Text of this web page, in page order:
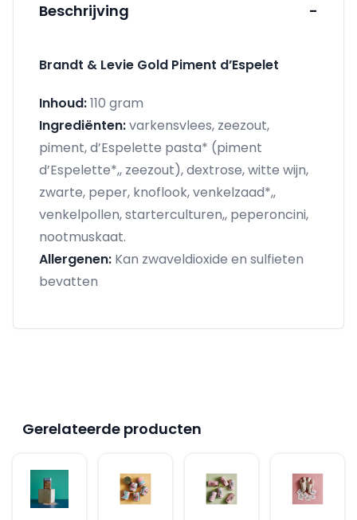
Beschrijving -
Brandt & Levie Gold Piment d’Espelet
Inhoud:110 gram
Ingrediënten:varkensvlees, zeezout,
piment, d’Espelette pasta* (piment
d’Espelette*,, zeezout), dextrose, witte wijn,
zwarte, peper, knoflook, venkelzaad*,,
venkelpollen, starterculturen,, peperoncini,
nootmuskaat.
Allergenen: Kan zwaveldioxide en sulfieten
bevatten
Gerelateerde producten